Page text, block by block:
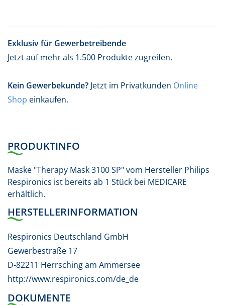
Exklusiv für Gewerbetreibende
Jetzt auf mehr als 1.500 Produkte zugreifen.
Kein Gewerbekunde? Jetzt im Privatkunden Online
Shop einkaufen.
PRODUKTINFO
Maske "Therapy Mask 3100 SP" vom Hersteller Philips
Respironics ist bereits ab 1 Stück bei MEDICARE
erhältlich.
HERSTELLERINFORMATION
Respironics Deutschland GmbH
Gewerbestraße 17
D-82211 Herrsching am Ammersee
http://www.respironics.com/de_de
DOKUMENTE